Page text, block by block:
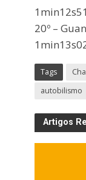
20º –
Tags
autobilismo
Artigos